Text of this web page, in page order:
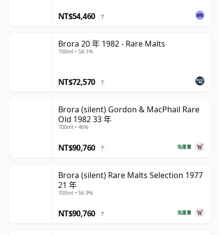
NT$54,460 ?
Brora 20 年 1982 - Rare Malts
700ml • 58.1%
NT$72,570 ?
Brora (silent) Gordon & MacPhail Rare
Old 1982 33 年
700ml • 46%
免運費
NT$90,760 ?
Brora (silent) Rare Malts Selection 1977
21 年
700ml • 56.9%
免運費
NT$90,760 ?